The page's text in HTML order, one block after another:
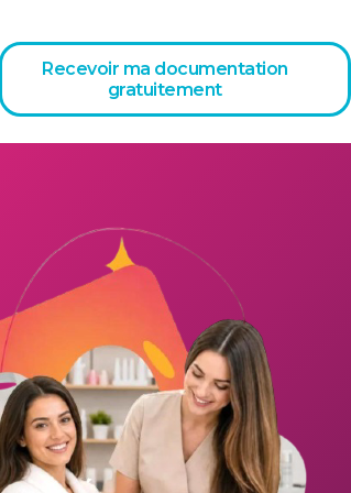
Recevoir ma documentation
gratuitement